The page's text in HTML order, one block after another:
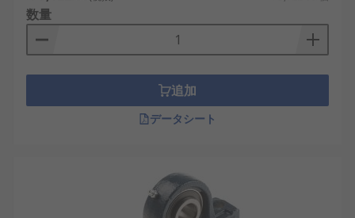
次に、使用にあたって考慮すべき注意点も存在しま
す。
使用環境によっては、定期的な潤滑管理が必
数量
追加
データシート